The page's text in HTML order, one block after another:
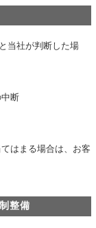
当社が判断した場
断
はまる場合は、お客
整備